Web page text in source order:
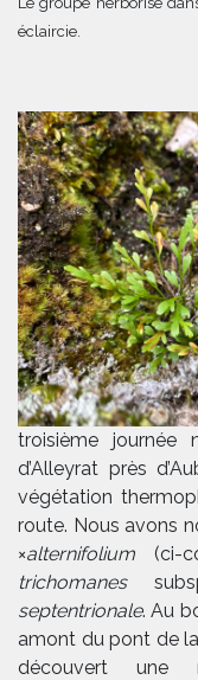
éclaircie.
troisième
d’Alleyrat près
végétation
route. Nous avons
×alternifolium (ci-
trichomanes
septentrionale. Au
amont du pont de
découvert une